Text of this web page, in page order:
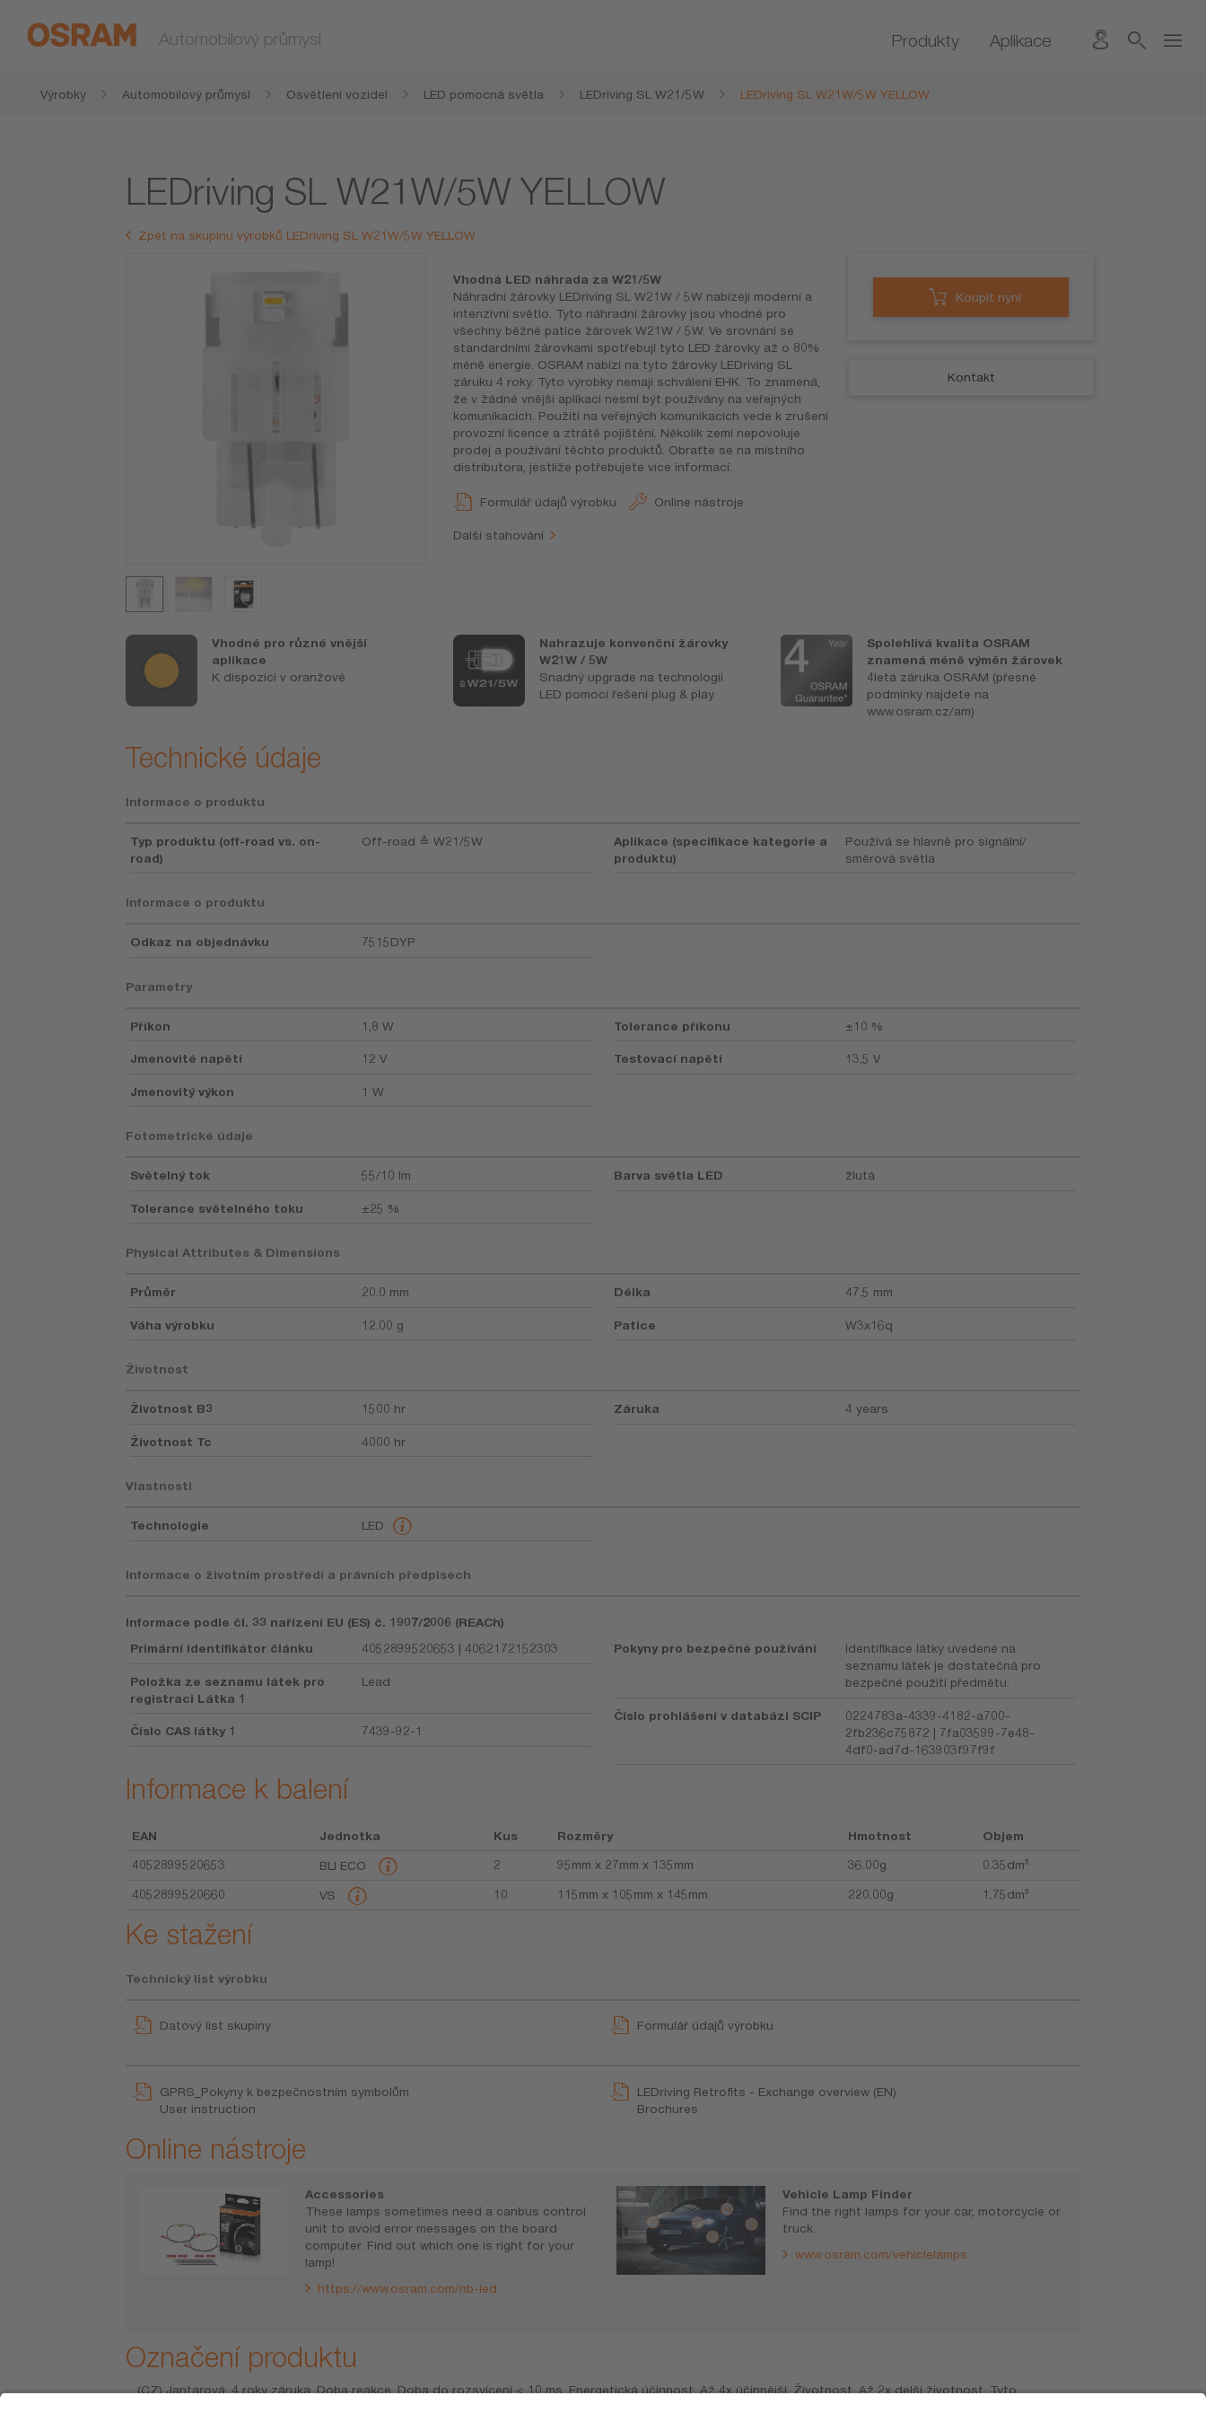
Automobilový průmysl Produkty Aplikace
Výrobky Automobilový průmysl Osvětlení vozidel LED pomocná světla LEDriving SL W21/5W LEDriving SL W21W/5W YELLOW
LEDriving SL W21W/5W YELLOW
Zpět na skupinu výrobků LEDriving SL W21W/5W YELLOW
Vhodná LED náhrada za W21/5W
Náhradní žárovky LEDriving SL W21W / 5W nabízejí moderní a
intenzivní světlo. Tyto náhradní žárovky jsou vhodné pro
všechny běžné patice žárovek W21W / 5W. Ve srovnání se
standardními žárovkami spotřebují tyto LED žárovky až o 80%
méně energie. OSRAM nabízí na tyto žárovky LEDriving SL
záruku 4 roky. Tyto výrobky nemají schválení EHK. To znamená,
že v žádné vnější aplikaci nesmí být používány na veřejných
komunikacích. Použití na veřejných komunikacích vede k zrušení
provozní licence a ztrátě pojištění. Několik zemí nepovoluje
prodej a používání těchto produktů. Obraťte se na místního
distributora, jestliže potřebujete více informací.
Formulář údajů výrobku Online nástroje
Další stahování
Koupit nyní
Kontakt
Vhodné pro různé vnější
aplikace
K dispozici v oranžové
Nahrazuje konvenční žárovky
W21W / 5W
Snadný upgrade na technologii
LED pomocí řešení plug & play
Spolehlivá kvalita OSRAM
znamená méně výměn žárovek
4letá záruka OSRAM (přesné
podmínky najdete na
www.osram.cz/am)
Technické údaje
Informace o produktu
Typ produktu (off-road vs. on-
road)
Off-road ≙ W21/5W
Aplikace (specifikace kategorie a
produktu)
Používá se hlavně pro signální/
směrová světla
Informace o produktu
Odkaz na objednávku 7515DYP
Parametry
Příkon 1,8 W
Jmenovité napětí 12 V
Jmenovitý výkon 1 W
Tolerance příkonu ±10 %
Testovací napětí 13,5 V
Fotometrické údaje
Světelný tok 55/10 lm
Tolerance světelného toku ±25 %
Barva světla LED žlutá
Physical Attributes & Dimensions
Průměr 20.0 mm
Váha výrobku 12.00 g
Délka 47.5 mm
Patice W3x16q
Životnost
Životnost B3 1500 hr
Životnost Tc 4000 hr
Záruka 4 years
Vlastnosti
Technologie LED
Informace o životním prostředí a právních předpisech
Informace podle čl. 33 nařízení EU (ES) č. 1907/2006 (REACh)
Primární identifikátor článku
4052899520653 | 4062172152303
Položka ze seznamu látek pro
registraci Látka 1
Lead
Číslo CAS látky 1 7439-92-1
Pokyny pro bezpečné používání
Identifikace látky uvedené na
seznamu látek je dostatečná pro
bezpečné použití předmětu.
Číslo prohlášení v databázi SCIP
0224783a-4339-4182-a700-
2fb236c75872 | 7fa03599-7e48-
4df0-ad7d-163903f97f9f
Informace k balení
EAN Jednotka Kus Rozměry Hmotnost
Objem
4052899520653
BLI ECO 2 95mm x 27mm x 135mm 36.00g 0.35dm³
4052899520660 VS 10 115mm x 105mm x 145mm 220.00g 1.75dm³
Ke stažení
Technický list výrobku
Datový list skupiny Formulář údajů výrobku
GPRS_Pokyny k bezpečnostním symbolům
User instruction
LEDriving Retrofits - Exchange overview (EN)
Brochures
Online nástroje
Accessories
These lamps sometimes need a canbus control
unit to avoid error messages on the board
computer. Find out which one is right for your
lamp!
https://www.osram.com/nb-led
Vehicle Lamp Finder
Find the right lamps for your car, motorcycle or
truck.
www.osram.com/vehiclelamps
Označení produktu
(CZ) Jantarová. 4 roky záruka. Doba reakce. Doba do rozsvícení < 10 ms. Energetická účinnost. Až 4x účinnější. Životnost. Až 2x delší životnost. Tyto